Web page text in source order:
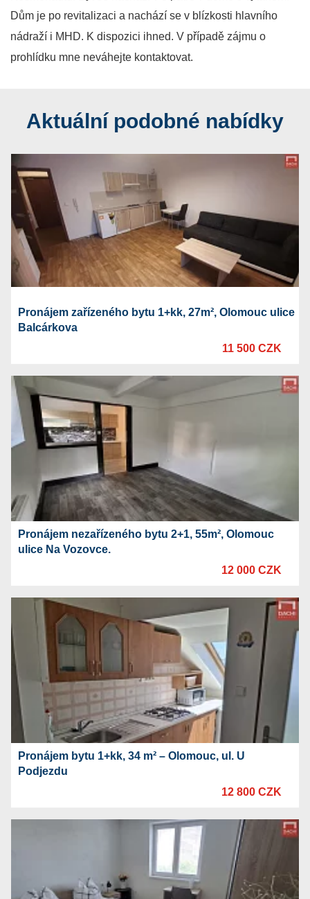
Dům je po revitalizaci a nachází se v blízkosti hlavního
nádraží i MHD. K dispozici ihned. V případě zájmu o
prohlídku mne neváhejte kontaktovat.
Aktuální podobné nabídky
Pronájem zařízeného bytu 1+kk, 27m², Olomouc ulice
Balcárkova
11 500 CZK
Pronájem nezařízeného bytu 2+1, 55m², Olomouc
ulice Na Vozovce.
12 000 CZK
Pronájem bytu 1+kk, 34 m² – Olomouc, ul. U
Podjezdu
12 800 CZK